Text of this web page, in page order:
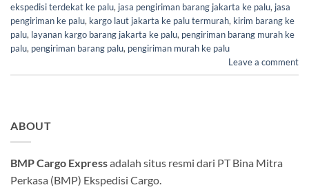
ekspedisi terdekat ke palu, jasa pengiriman barang jakarta ke palu, jasa
pengiriman ke palu, kargo laut jakarta ke palu termurah, kirim barang ke
palu, layanan kargo barang jakarta ke palu, pengiriman barang murah ke
palu, pengiriman barang palu, pengiriman murah ke palu
Leave a comment
ABOUT
BMP Cargo Expressadalah situs resmi dari PT Bina Mitra
Perkasa (BMP) Ekspedisi Cargo.